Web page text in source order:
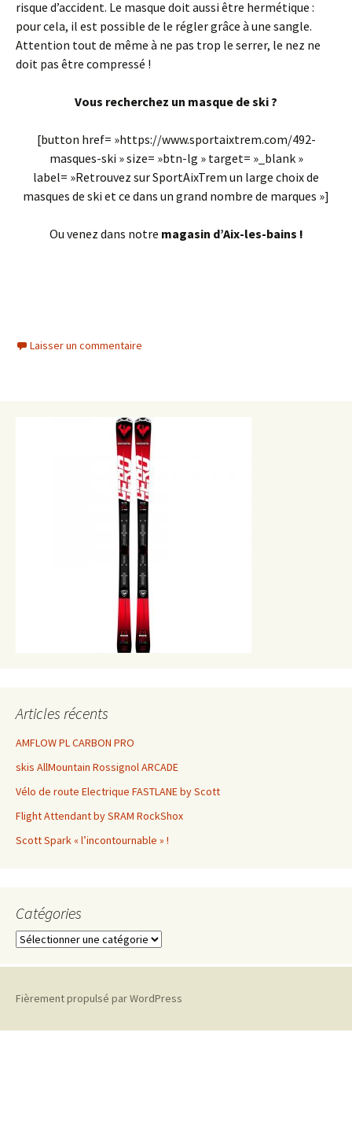
risque d’accident. Le masque doit aussi être hermétique :
pour cela, il est possible de le régler grâce à une sangle.
Attention tout de même à ne pas trop le serrer, le nez ne
doit pas être compressé !
Vous recherchez un masque de ski ?
[button href= »https://www.sportaixtrem.com/492-
masques-ski » size= »btn-lg » target= »_blank »
label= »Retrouvez sur SportAixTrem un large choix de
masques de ski et ce dans un grand nombre de marques »]
Ou venez dans notre magasin d’Aix-les-bains !
Laisser un commentaire
Articles récents
AMFLOW PL CARBON PRO
skis AllMountain Rossignol ARCADE
Vélo de route Electrique FASTLANE by Scott
Flight Attendant by SRAM RockShox
Scott Spark « l’incontournable » !
Catégories
C
t
g
Fièrement propulsé par WordPress